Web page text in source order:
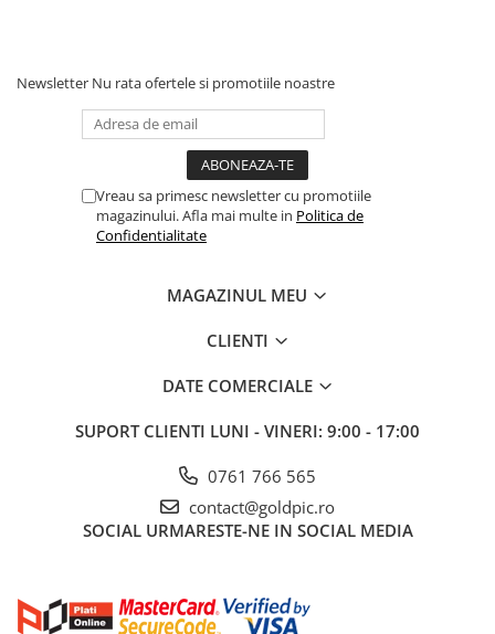
Newsletter Nu rata ofertele si promotiile noastre
Vreau sa primesc newsletter cu promotiile
magazinului. Afla mai multe in Politica de
Confidentialitate
MAGAZINUL MEU
CLIENTI
DATE COMERCIALE
SUPORT CLIENTI LUNI - VINERI: 9:00 - 17:00
0761 766 565
contact@goldpic.ro
SOCIAL URMARESTE-NE IN SOCIAL MEDIA